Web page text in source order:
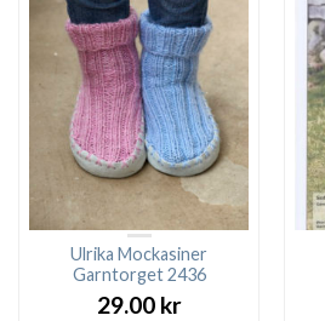
Ulrika Mockasiner
Garntorget 2436
29.00 kr